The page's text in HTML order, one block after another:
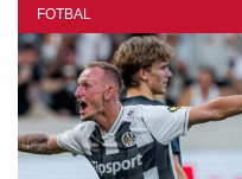
FOTBAL